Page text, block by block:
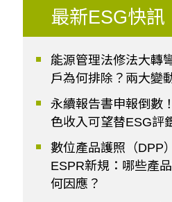
最新ESG快訊
能源管理法修法大轉
戶為何排除？兩大變
永續報告書申報倒數
色收入可望替ESG評
數位產品護照（DPP
ESPR新規：哪些產
何因應？